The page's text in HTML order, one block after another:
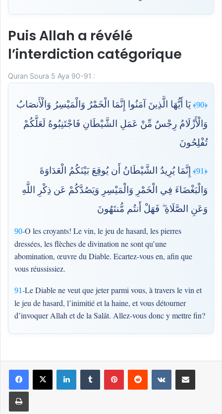
Puis Allah a révélé
l’interdiction catégorique
Quran Soura 5 Aya 90-91 :
﴿90﴾
يَا أَيُّهَا الَّذِينَ آمَنُوا إِنَّمَا الْخَمْرُ وَالْمَيْسِرُ وَالْأَنصَابُ
وَالْأَزْلَامُ رِجْسٌ مِّنْ عَمَلِ الشَّيْطَانِ فَاجْتَنِبُوهُ لَعَلَّكُمْ
تُفْلِحُونَ
90-O les croyants! Le vin, le jeu de hasard, les pierres
dressées, les flèches de divination ne sont qu’une
abomination, œuvre du Diable. Ecartez-vous en, afin que
vous réussissiez.
﴿91﴾
إِنَّمَا يُرِيدُ الشَّيْطَانُ أَن يُوقِعَ بَيْنَكُمُ الْعَدَاوَةَ
وَالْبَغْضَاءَ فِي الْخَمْرِ وَالْمَيْسِرِ وَيَصُدَّكُمْ عَن ذِكْرِ اللَّهِ
وَعَنِ الصَّلَاةِ ۖ فَهَلْ أَنتُم مُّنتَهُونَ
91-Le Diable ne veut que jeter parmi vous, à travers le vin et
le jeu de hasard, l’inimitié et la haine, et vous détourner
d’invoquer Allah et de la Salât. Allez-vous donc y mettre fin?
LinkedinTumblr PinterestReddit VKontaktePartager par email
Imprimer